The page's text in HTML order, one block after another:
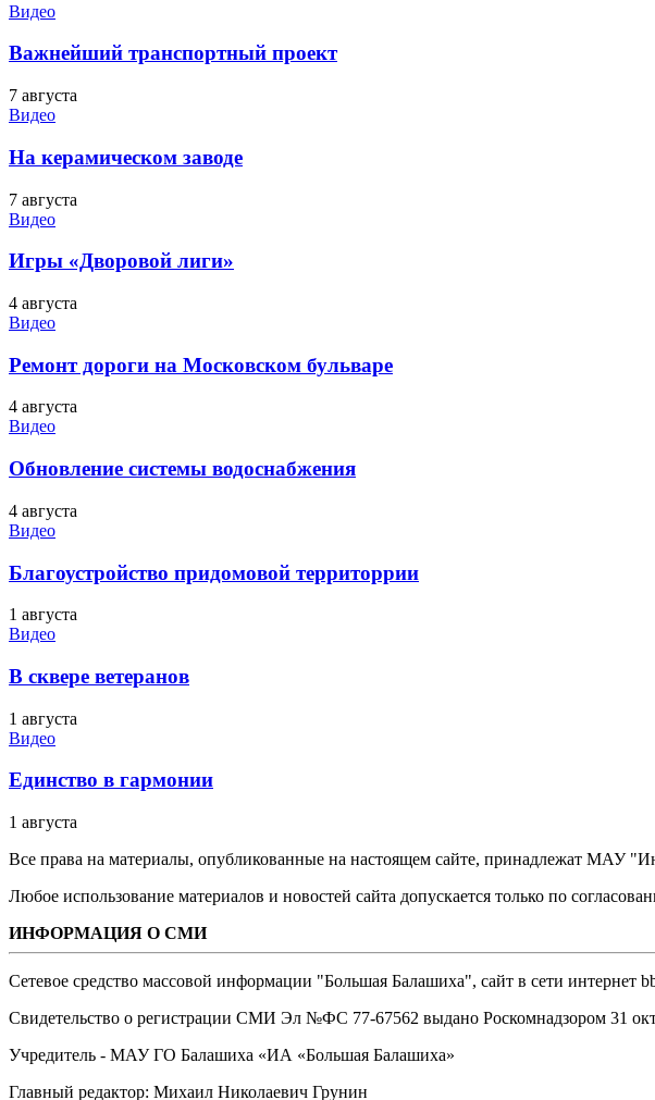
Видео
Важнейший транспортный проект
7 августа
Видео
На керамическом заводе
7 августа
Видео
Игры «Дворовой лиги»
4 августа
Видео
Ремонт дороги на Московском бульваре
4 августа
Видео
Обновление системы водоснабжения
4 августа
Видео
Благоустройство придомовой территоррии
1 августа
Видео
В сквере ветеранов
1 августа
Видео
Единство в гармонии
1 августа
Все права на материалы, опубликованные на настоящем сайте, принадлежат МАУ
Любое использование материалов и новостей сайта допускается только по
ИНФОРМАЦИЯ О СМИ
Сетевое средство массовой информации "Большая Балашиха", сайт в сети интернет
Свидетельство о регистрации СМИ Эл №ФС ‎77-67562 выдано Роскомнадзором 31
Учредитель - МАУ ГО Балашиха «ИА «Большая Балашиха»
Главный редактор: Михаил Николаевич Грунин